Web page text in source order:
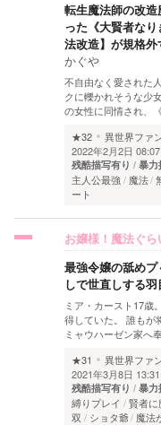
転生魔法師の改
った《大賢者な
法改造】が規格
かぐや
不自由なく愛された
クに轢かれそうな少
の女性に同情され、
★32
異世界ファ
2022年2月2日
残酷描写有り 暴力
主人公最強 魔法
ート
お嬢様！魔法ぐら
最強令嬢の舐め
しで世直しする羽
ミア・カースト17歳
得していた。 誰もが
ミャウハーゼン家へ
★31
異世界ファ
2021年3月8日
残酷描写有り 暴力
縛りプレイ 賢者に
双
ショタ爺 魔法